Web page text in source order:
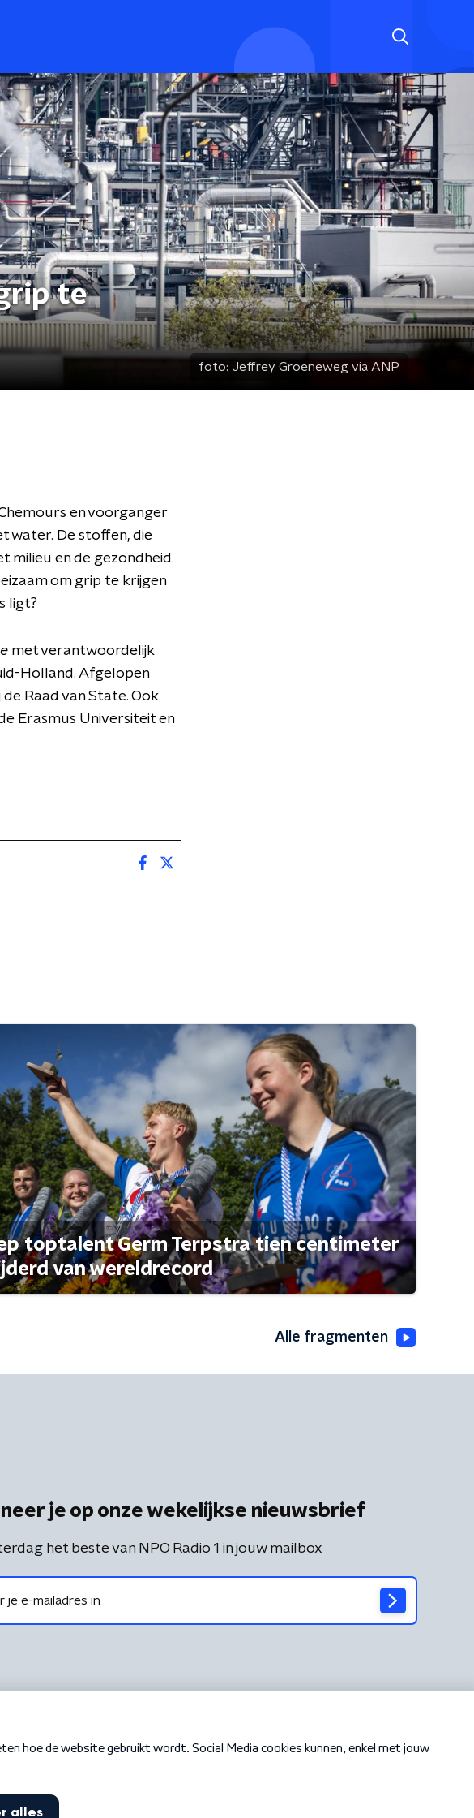
te
foto: Jeffrey Groeneweg via ANP
en voorganger
water. De stoffen, die
milieu en de gezondheid.
om grip te krijgen
ligt?
met verantwoordelijk
Holland. Afgelopen
Raad van State. Ook
Erasmus Universiteit en
toptalent Germ Terpstra tien centimeter
van wereldrecord
Alle fragmenten
je op onze wekelijkse nieuwsbrief
het beste van NPO Radio 1 in jouw mailbox